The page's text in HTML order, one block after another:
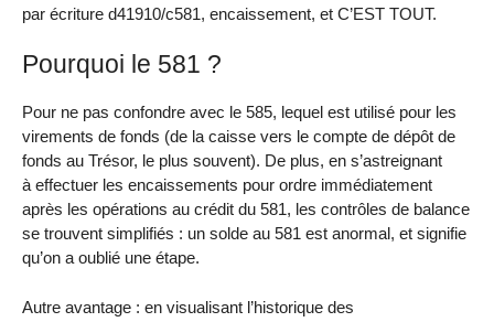
par écriture d41910/c581, encaissement, et C’EST TOUT.
Pourquoi le 581 ?
Pour ne pas confondre avec le 585, lequel est utilisé pour les
virements de fonds (de la caisse vers le compte de dépôt de
fonds au Trésor, le plus souvent). De plus, en s’astreignant
à effectuer les encaissements pour ordre immédiatement
après les opérations au crédit du 581, les contrôles de balance
se trouvent simplifiés : un solde au 581 est anormal, et signifie
qu’on a oublié une étape.
Autre avantage : en visualisant l’historique des